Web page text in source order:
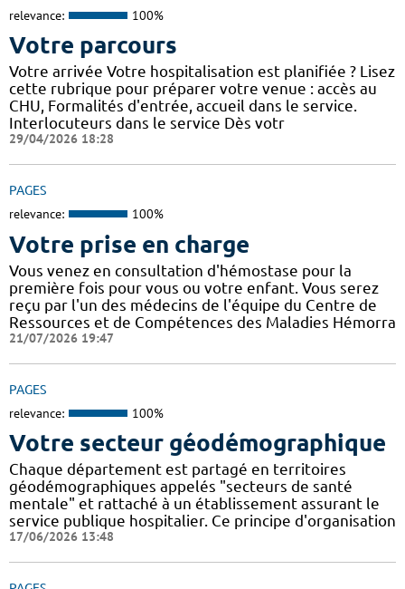
relevance: 100%
Votre parcours
Votre arrivée Votre hospitalisation est planifiée ? Lisez
cette rubrique pour préparer votre venue : accès au
CHU, Formalités d'entrée, accueil dans le service.
Interlocuteurs dans le service Dès votr
29/04/2026 18:28
PAGES
relevance: 100%
Votre prise en charge
Vous venez en consultation d'hémostase pour la
première fois pour vous ou votre enfant. Vous serez
reçu par l'un des médecins de l'équipe du Centre de
Ressources et de Compétences des Maladies Hémorra
21/07/2026 19:47
PAGES
relevance: 100%
Votre secteur géodémographique
Chaque département est partagé en territoires
géodémographiques appelés "secteurs de santé
mentale" et rattaché à un établissement assurant le
service publique hospitalier. Ce principe d'organisation
17/06/2026 13:48